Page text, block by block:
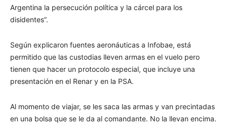
Argentina la persecución política y la cárcel para los
disidentes”.
Según explicaron fuentes aeronáuticas a Infobae, está
permitido que las custodias lleven armas en el vuelo pero
tienen que hacer un protocolo especial, que incluye una
presentación en el Renar y en la PSA.
Al momento de viajar, se les saca las armas y van precintadas
en una bolsa que se le da al comandante. No la llevan encima.